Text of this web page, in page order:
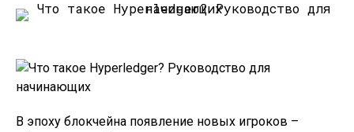
В эпоху блокчейна появление новых игроков –